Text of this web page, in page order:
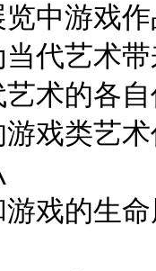
中游戏
代艺术
术的各
戏类艺术
戏的生命